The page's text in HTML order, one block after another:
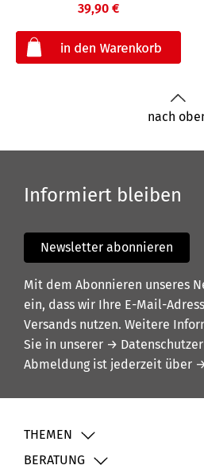
39,90 €
nach
Informiert bleiben
Newsletter abonnieren
Mit dem Abonnieren unseres
ein, dass wir Ihre E-Mail-
Versands nutzen. Weitere
Sie in unserer →
Abmeldung ist jederzeit über
THEMEN
BERATUNG